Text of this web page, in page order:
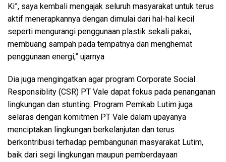
Ki”, saya kembali mengajak seluruh masyarakat untuk terus
aktif menerapkannya dengan dimulai dari hal-hal kecil
seperti mengurangi penggunaan plastik sekali pakai,
membuang sampah pada tempatnya dan menghemat
penggunaan energi,” ujarnya
Dia juga mengingatkan agar program Corporate Social
Responsiblity (CSR) PT Vale dapat fokus pada penanganan
lingkungan dan stunting. Program Pemkab Lutim juga
selaras dengan komitmen PT Vale dalam upayanya
menciptakan lingkungan berkelanjutan dan terus
berkontribusi terhadap pembangunan masyarakat Lutim,
baik dari segi lingkungan maupun pemberdayaan